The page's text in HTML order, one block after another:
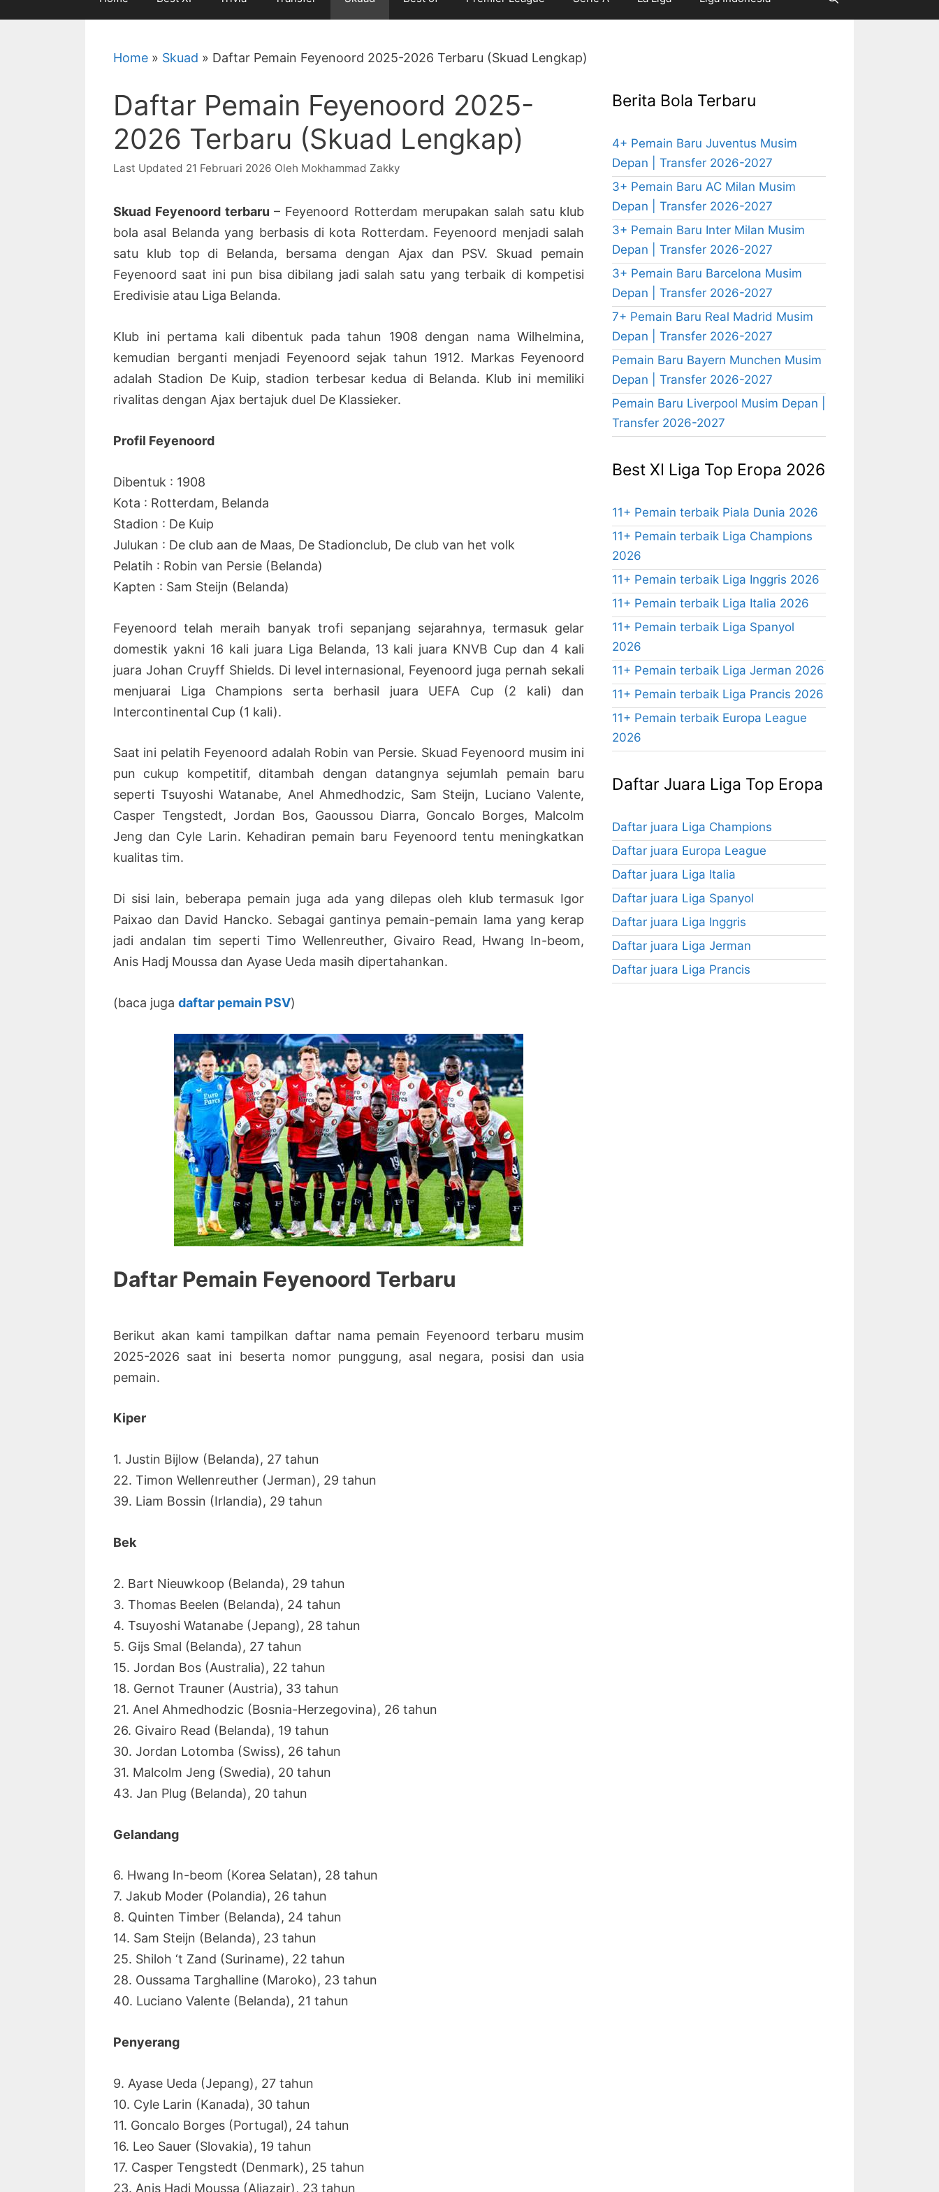
Home » Skuad » Daftar Pemain Feyenoord 2025-2026 Terbaru (Skuad Lengkap)
Daftar Pemain Feyenoord 2025-
2026 Terbaru (Skuad Lengkap)
21 Februari 2026 Oleh Mokhammad Zakky
Skuad Feyenoord terbaru– Feyenoord Rotterdam merupakan salah satu klub
bola asal Belanda yang berbasis di kota Rotterdam. Feyenoord menjadi salah
satu klub top di Belanda, bersama dengan Ajax dan PSV. Skuad pemain
Feyenoord saat ini pun bisa dibilang jadi salah satu yang terbaik di kompetisi
Eredivisie atau Liga Belanda.
Klub ini pertama kali dibentuk pada tahun 1908 dengan nama Wilhelmina,
kemudian berganti menjadi Feyenoord sejak tahun 1912. Markas Feyenoord
adalah Stadion De Kuip, stadion terbesar kedua di Belanda. Klub ini memiliki
rivalitas dengan Ajax bertajuk duel De Klassieker.
Profil Feyenoord
Dibentuk : 1908
Kota : Rotterdam, Belanda
Stadion : De Kuip
Julukan : De club aan de Maas, De Stadionclub, De club van het volk
Pelatih : Robin van Persie (Belanda)
Kapten : Sam Steijn (Belanda)
Feyenoord telah meraih banyak trofi sepanjang sejarahnya, termasuk gelar
domestik yakni 16 kali juara Liga Belanda, 13 kali juara KNVB Cup dan 4 kali
juara Johan Cruyff Shields. Di level internasional, Feyenoord juga pernah sekali
menjuarai Liga Champions serta berhasil juara UEFA Cup (2 kali) dan
Intercontinental Cup (1 kali).
Saat ini pelatih Feyenoord adalah Robin van Persie. Skuad Feyenoord musim ini
pun cukup kompetitif, ditambah dengan datangnya sejumlah pemain baru
seperti Tsuyoshi Watanabe, Anel Ahmedhodzic, Sam Steijn, Luciano Valente,
Casper Tengstedt, Jordan Bos, Gaoussou Diarra, Goncalo Borges, Malcolm
Jeng dan Cyle Larin. Kehadiran pemain baru Feyenoord tentu meningkatkan
kualitas tim.
Di sisi lain, beberapa pemain juga ada yang dilepas oleh klub termasuk Igor
Paixao dan David Hancko. Sebagai gantinya pemain-pemain lama yang kerap
jadi andalan tim seperti Timo Wellenreuther, Givairo Read, Hwang In-beom,
Anis Hadj Moussa dan Ayase Ueda masih dipertahankan.
(baca juga daftar pemain PSV)
Daftar Pemain Feyenoord Terbaru
Berikut akan kami tampilkan daftar nama pemain Feyenoord terbaru musim
2025-2026 saat ini beserta nomor punggung, asal negara, posisi dan usia
pemain.
Kiper
1. Justin Bijlow (Belanda), 27 tahun
22. Timon Wellenreuther (Jerman), 29 tahun
39. Liam Bossin (Irlandia), 29 tahun
Bek
2. Bart Nieuwkoop (Belanda), 29 tahun
3. Thomas Beelen (Belanda), 24 tahun
4. Tsuyoshi Watanabe (Jepang), 28 tahun
5. Gijs Smal (Belanda), 27 tahun
15. Jordan Bos (Australia), 22 tahun
18. Gernot Trauner (Austria), 33 tahun
21. Anel Ahmedhodzic (Bosnia-Herzegovina), 26 tahun
26. Givairo Read (Belanda), 19 tahun
30. Jordan Lotomba (Swiss), 26 tahun
31. Malcolm Jeng (Swedia), 20 tahun
43. Jan Plug (Belanda), 20 tahun
Gelandang
6. Hwang In-beom (Korea Selatan), 28 tahun
7. Jakub Moder (Polandia), 26 tahun
8. Quinten Timber (Belanda), 24 tahun
14. Sam Steijn (Belanda), 23 tahun
25. Shiloh ‘t Zand (Suriname), 22 tahun
28. Oussama Targhalline (Maroko), 23 tahun
40. Luciano Valente (Belanda), 21 tahun
Penyerang
9. Ayase Ueda (Jepang), 27 tahun
10. Cyle Larin (Kanada), 30 tahun
11. Goncalo Borges (Portugal), 24 tahun
16. Leo Sauer (Slovakia), 19 tahun
17. Casper Tengstedt (Denmark), 25 tahun
23. Anis Hadj Moussa (Aljazair), 23 tahun
Berita Bola Terbaru
4+ Pemain Baru Juventus Musim
Depan | Transfer 2026-2027
3+ Pemain Baru AC Milan Musim
Depan | Transfer 2026-2027
3+ Pemain Baru Inter Milan Musim
Depan | Transfer 2026-2027
3+ Pemain Baru Barcelona Musim
Depan | Transfer 2026-2027
7+ Pemain Baru Real Madrid Musim
Depan | Transfer 2026-2027
Pemain Baru Bayern Munchen Musim
Depan | Transfer 2026-2027
Pemain Baru Liverpool Musim Depan |
Transfer 2026-2027
Best XI Liga Top Eropa 2026
11+ Pemain terbaik Piala Dunia 2026
11+ Pemain terbaik Liga Champions
2026
11+ Pemain terbaik Liga Inggris 2026
11+ Pemain terbaik Liga Italia 2026
11+ Pemain terbaik Liga Spanyol
2026
11+ Pemain terbaik Liga Jerman 2026
11+ Pemain terbaik Liga Prancis 2026
11+ Pemain terbaik Europa League
2026
Daftar Juara Liga Top Eropa
Daftar juara Liga Champions
Daftar juara Europa League
Daftar juara Liga Italia
Daftar juara Liga Spanyol
Daftar juara Liga Inggris
Daftar juara Liga Jerman
Daftar juara Liga Prancis